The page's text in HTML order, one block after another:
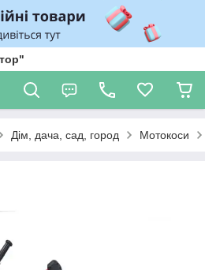
Дім, дача, сад, город Мотокоси